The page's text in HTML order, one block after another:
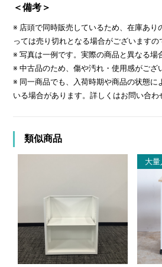
＜備考＞
※ 店頭で同時販売しているため、在庫あり
っては売り切れとなる場合がございますの
※ 写真は一例です。実際の商品と異なる場
※ 中古品のため、傷や汚れ・使用感がござ
※ 同一商品でも、入荷時期や商品の状態に
いる場合があります。詳しくはお問い合わ
類似商品
大